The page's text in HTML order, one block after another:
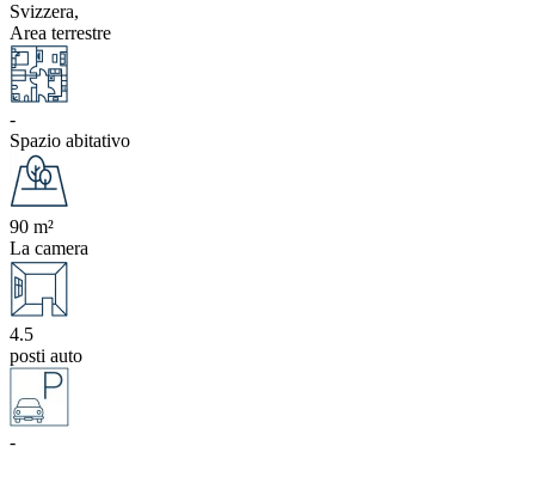
Svizzera,
Area terrestre
-
Spazio abitativo
90 m²
La camera
4.5
posti auto
-